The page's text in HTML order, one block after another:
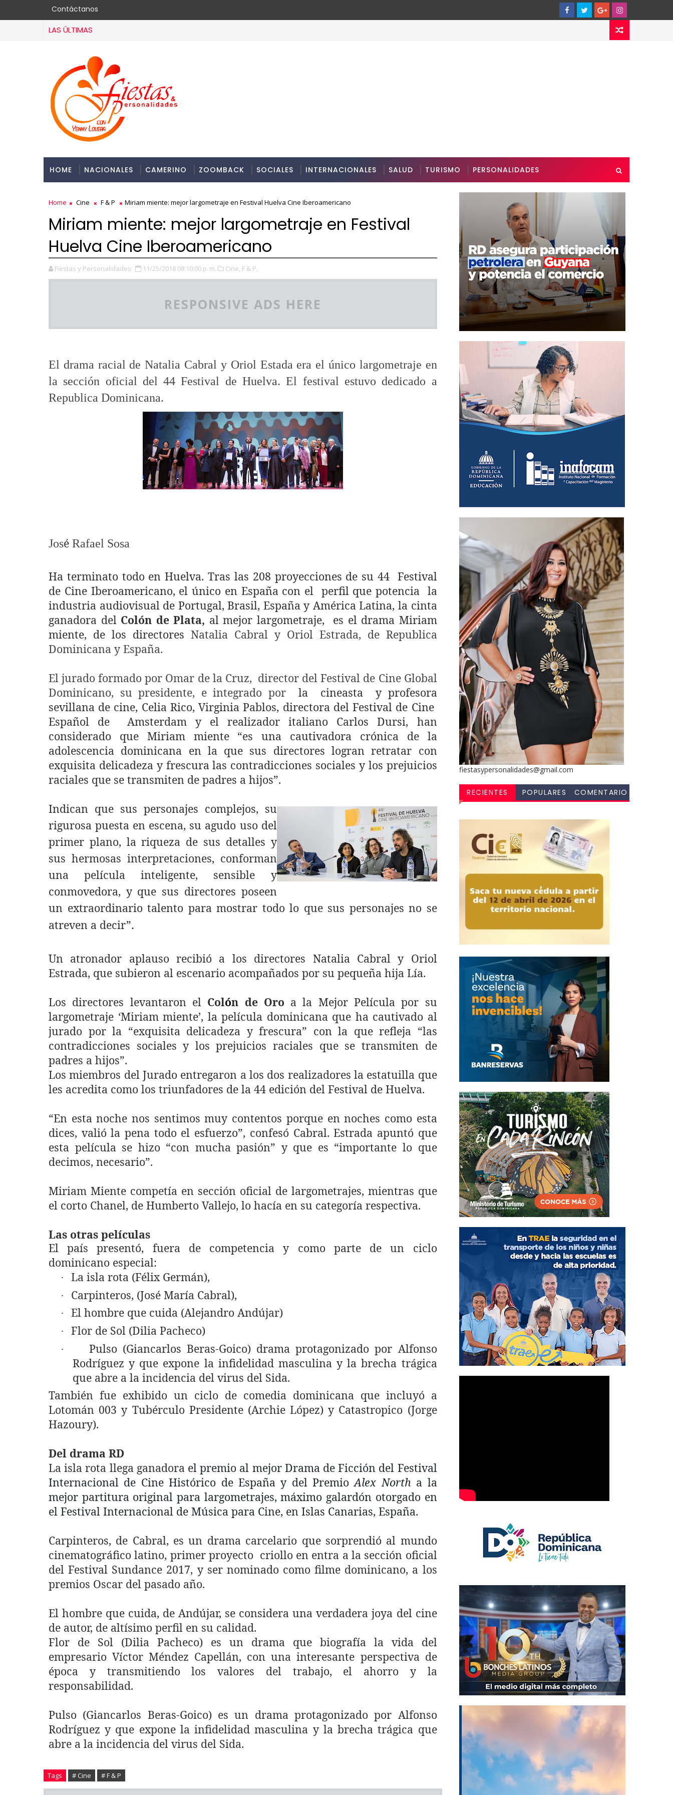
Contáctanos
LAS ÚLTIMAS
HOME NACIONALES CAMERINO ZOOMBACK SOCIALES INTERNACIONALES SALUD TURISMO PERSONALIDADES
Home Cine F & P Miriam miente: mejor largometraje en Festival Huelva Cine Iberoamericano
Miriam miente: mejor largometraje en Festival
Huelva Cine Iberoamericano
Fiestas y Personalidades 11/25/2018 08:10:00 p. m. Cine, F & P,
RESPONSIVE ADS HERE
El drama racial de Natalia Cabral y Oriol Estada era el único largometraje en
la sección oficial del 44 Festival de Huelva. El festival estuvo dedicado a
Republica Dominicana.
José Rafael Sosa
Ha terminato todo en Huelva. Tras las 208 proyecciones de su 44 Festival
de Cine Iberoamericano, el único en España con el perfil que potencia la
industria audiovisual de Portugal, Brasil, España y América Latina, la cinta
ganadora del Colón de Plata, al mejor largometraje,
es el drama Miriam
miente, de los directores Natalia Cabral y Oriol Estrada, de Republica
Dominicana y España.
El jurado formado por Omar de la Cruz, director del Festival de Cine Global
Dominicano, su presidente, e integrado por
la cineasta
y profesora
sevillana de cine, Celia Rico, Virginia Pablos, directora del Festival de Cine
Español de
Amsterdam y el realizador italiano Carlos Dursi, han
considerado que Miriam miente
“es una cautivadora crónica de la
adolescencia dominicana en la que sus directores logran retratar con
exquisita delicadeza y frescura las contradicciones sociales y los prejuicios
raciales que se transmiten de padres a hijos”.
Indican que sus personajes complejos, su
rigurosa puesta en escena, su agudo uso del
primer plano, la riqueza de sus detalles y
sus hermosas interpretaciones, conforman
una película inteligente, sensible y
conmovedora, y que sus directores poseen
un extraordinario talento para mostrar todo lo que sus personajes no se
atreven a decir”.
Un atronador aplauso recibió a los directores Natalia Cabral y Oriol
Estrada, que subieron al escenario acompañados por su pequeña hija Lía.
Los directores levantaron el Colón de Oro a la Mejor Película por su
largometraje ‘Miriam miente’, la película dominicana que ha cautivado al
jurado por la “exquisita delicadeza y frescura” con la que refleja “las
contradicciones sociales y los prejuicios raciales que se transmiten de
padres a hijos”.
Los miembros del Jurado entregaron a los dos realizadores la estatuilla que
les acredita como los triunfadores de la 44 edición del Festival de Huelva.
“En esta noche nos sentimos muy contentos porque en noches como esta
dices, valió la pena todo el esfuerzo”, confesó Cabral. Estrada apuntó que
esta película se hizo “con mucha pasión” y que es “importante lo que
decimos, necesario”.
Miriam Miente competía en sección oficial de largometrajes, mientras que
el corto Chanel, de Humberto Vallejo, lo hacía en su categoría respectiva.
Las otras películas
El país presentó, fuera de competencia y como parte de un ciclo
dominicano especial:
· La isla rota (Félix Germán),
· Carpinteros, (José María Cabral),
· El hombre que cuida (Alejandro Andújar)
· Flor de Sol (Dilia Pacheco)
·
Pulso (Giancarlos Beras-Goico) drama protagonizado por Alfonso
Rodríguez y que expone la infidelidad masculina y la brecha trágica
que abre a la incidencia del virus del Sida.
También fue exhibido un ciclo de comedia dominicana que incluyó a
Lotomán 003 y Tubérculo Presidente (Archie López) y Catastropico (Jorge
Hazoury).
Del drama RD
La isla rota llega ganadora el premio al mejor Drama de Ficción del Festival
Internacional de Cine Histórico de España y del PremioAlex Northa la
mejor partitura original para largometrajes, máximo galardón otorgado en
el Festival Internacional de Música para Cine, en Islas Canarias, España.
Carpinteros, de Cabral, es un drama carcelario que sorprendió al mundo
cinematográfico latino, primer proyecto criollo en entra a la sección oficial
del Festival Sundance 2017, y ser nominado como filme dominicano, a los
premios Oscar del pasado año.
El hombre que cuida, de Andújar, se considera una verdadera joya del cine
de autor, de altísimo perfil en su calidad.
Flor de Sol (Dilia Pacheco) es un drama que biografía la vida del
empresario Víctor Méndez Capellán, con una interesante perspectiva de
época y transmitiendo los valores del trabajo, el ahorro y la
responsabilidad.
Pulso (Giancarlos Beras-Goico) es un drama protagonizado por Alfonso
Rodríguez y que expone la infidelidad masculina y la brecha trágica que
abre a la incidencia del virus del Sida.
Tags # Cine # F & P
fiestasypersonalidades@gmail.com
RECIENTES POPULARES
COMENTARIO